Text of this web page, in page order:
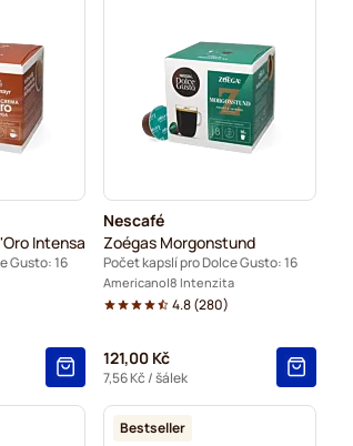
Intensa
Gusto: 16
Nescafé
Zoégas Morgonstund
Počet kapslí pro Dolce Gusto: 16
Americano 8 Intenzita
4.8(280)
121,00 Kč
7,56 Kč / šálek
Bestseller